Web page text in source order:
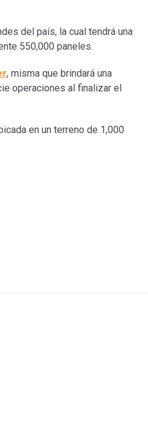
del país, la cual tendrá una
550,000 paneles.
, misma que brindará una
operaciones al finalizar el
en un terreno de 1,000